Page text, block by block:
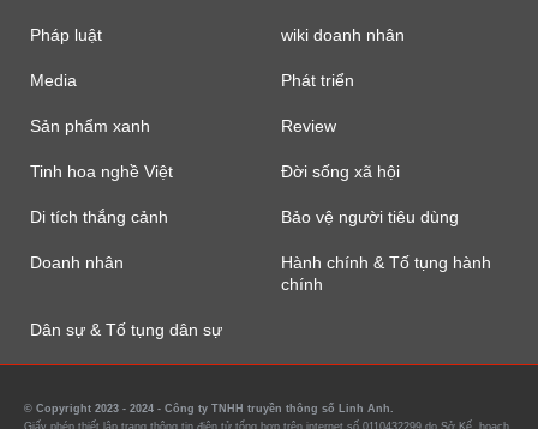
Pháp luật wiki doanh nhân
Media Phát triển
Sản phẩm xanh Review
Tinh hoa nghề Việt Đời sống xã hội
Di tích thắng cảnh Bảo vệ người tiêu dùng
Doanh nhân
Hành chính & Tố tụng hành
chính
Dân sự & Tố tụng dân sự
© Copyright 2023 - 2024 - Công ty TNHH truyền thông số Linh Anh.
Giấy phép thiết lập trang thông tin điện tử tổng hợp trên internet số 0110432299 do Sở Kế hoạch